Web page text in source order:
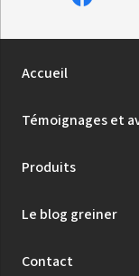
Accueil
Témoignages et
Produits
Le blog greiner
Contact